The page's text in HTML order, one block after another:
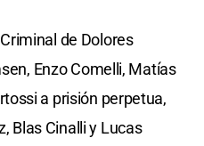
de Dolores
Enzo Comelli, Matías
a prisión perpetua,
Blas Cinalli y Lucas